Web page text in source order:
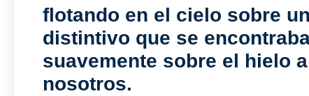
flotando en el cielo sobre
distintivo que se
suavemente sobre el hielo
nosotros.